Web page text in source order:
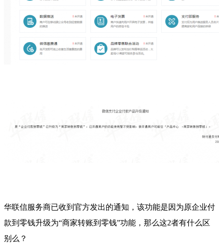
华联信服务商已收到官方发出的通知，该功能是因为原企业付
款到零钱升级为“商家转账到零钱”功能，那么这2者有什么区
别么？